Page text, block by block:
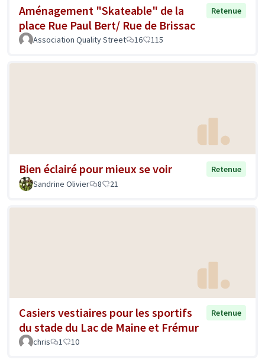
Aménagement "Skateable" de la
place Rue Paul Bert/ Rue de Brissac
Retenue
Association Quality Street 16 115
Bien éclairé pour mieux se voir
Retenue
Sandrine Olivier
8 21
Casiers vestiaires pour les sportifs
du stade du Lac de Maine et Frémur
Retenue
chris 1 10